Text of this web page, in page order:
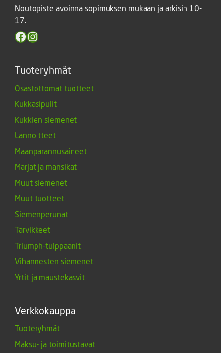
Noutopiste avoinna sopimuksen mukaan ja arkisin 10-
17.
Facebook
Instagram
Tuoteryhmät
Osastottomat tuotteet
Kukkasipulit
Kukkien siemenet
Lannoitteet
Maanparannusaineet
Marjat ja mansikat
Muut siemenet
Muut tuotteet
Siemenperunat
Tarvikkeet
Triumph-tulppaanit
Vihannesten siemenet
Yrtit ja maustekasvit
Verkkokauppa
Tuoteryhmät
Maksu- ja toimitustavat